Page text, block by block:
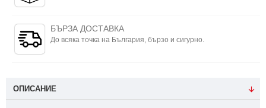
БЪРЗА ДОСТАВКА
До всяка точка на България, бързо и сигурно.
ОПИСАНИЕ